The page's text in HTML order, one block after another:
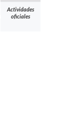
Actividades
oficiales